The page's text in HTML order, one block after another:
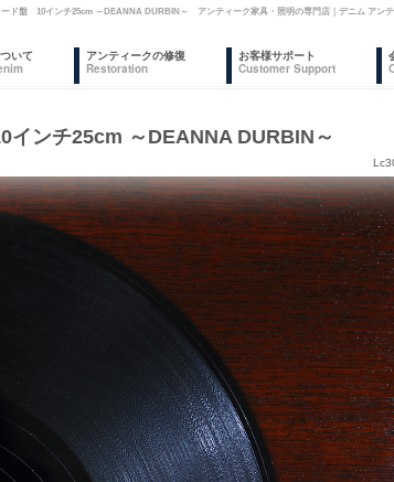
ード盤 10インチ25cm ～DEANNA DURBIN～ アンティーク家具・照明の専門店｜デニム アン
いて
アンティークの修復
Restoration
お客様サポート
Customer Support
ンチ25cm ～DEANNA DURBIN～